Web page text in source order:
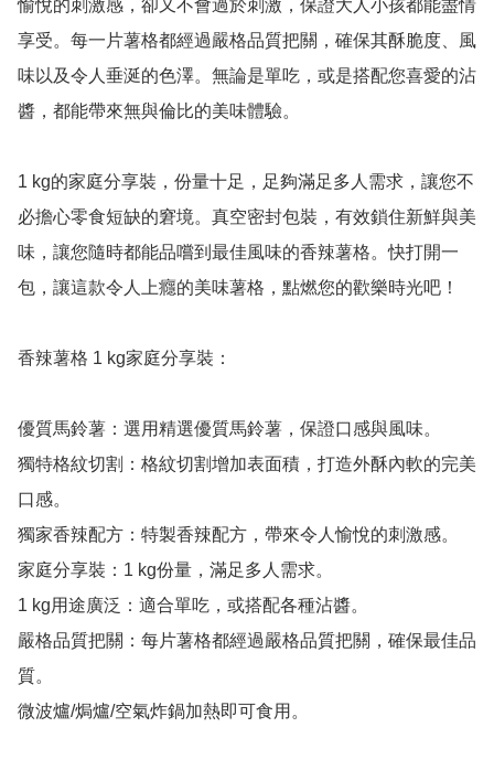
愉悅的刺激感，卻又不會過於刺激，保證大人小孩都能盡情
享受。每一片薯格都經過嚴格品質把關，確保其酥脆度、風
味以及令人垂涎的色澤。無論是單吃，或是搭配您喜愛的沾
醬，都能帶來無與倫比的美味體驗。
1 kg的家庭分享裝，份量十足，足夠滿足多人需求，讓您不
必擔心零食短缺的窘境。真空密封包裝，有效鎖住新鮮與美
味，讓您隨時都能品嚐到最佳風味的香辣薯格。快打開一
包，讓這款令人上癮的美味薯格，點燃您的歡樂時光吧！
香辣薯格 1 kg家庭分享裝：
優質馬鈴薯：選用精選優質馬鈴薯，保證口感與風味。
獨特格紋切割：格紋切割增加表面積，打造外酥內軟的完美
口感。
獨家香辣配方：特製香辣配方，帶來令人愉悅的刺激感。
家庭分享裝：1 kg份量，滿足多人需求。
1 kg用途廣泛：適合單吃，或搭配各種沾醬。
嚴格品質把關：每片薯格都經過嚴格品質把關，確保最佳品
質。
微波爐/焗爐/空氣炸鍋加熱即可食用。